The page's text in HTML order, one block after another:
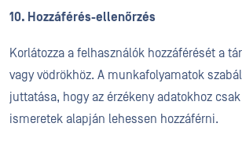
10. Hozzáférés-ellenőrzés
Korlátozza a felhasználók hozzáférését a
vagy vödrökhöz. A munkafolyamatok
juttatása, hogy az érzékeny adatokhoz
ismeretek alapján lehessen hozzáférni.